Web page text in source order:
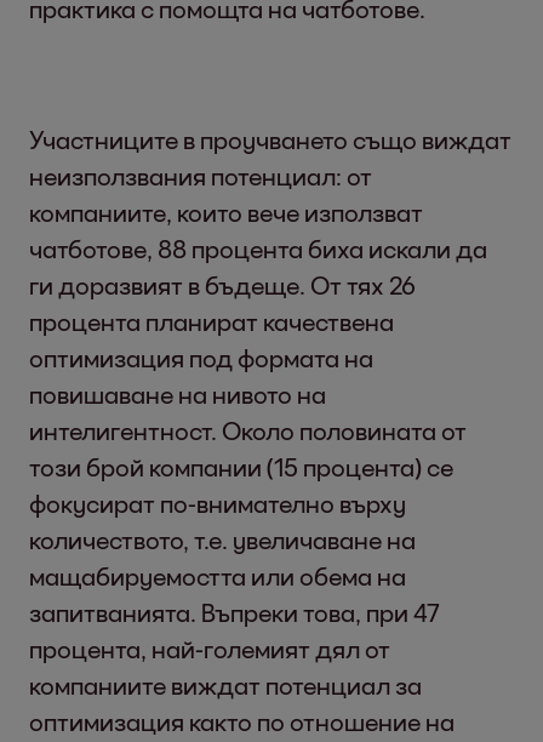
практика с помощта на чатботове.
Участниците в проучването също виждат
неизползвания потенциал: от
компаниите, които вече използват
чатботове, 88 процента биха искали да
ги доразвият в бъдеще. От тях 26
процента планират качествена
оптимизация под формата на
повишаване на нивото на
интелигентност. Около половината от
този брой компании (15 процента) се
фокусират по-внимателно върху
количеството, т.е. увеличаване на
мащабируемостта или обема на
запитванията. Въпреки това, при 47
процента, най-големият дял от
компаниите виждат потенциал за
оптимизация както по отношение на